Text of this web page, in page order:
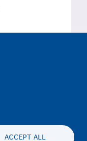
ACCEPT ALL